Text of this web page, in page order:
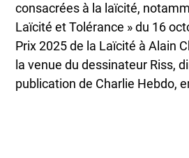
consacrées à la laïcité,
Laïcité et Tolérance » du 16
Prix 2025 de la Laïcité à Alain
la venue du dessinateur Riss,
publication de Charlie Hebdo,